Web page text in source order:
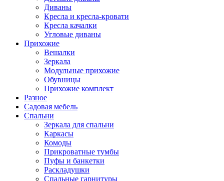
Диваны
Кресла и кресла-кровати
Кресла качалки
Угловые диваны
Прихожие
Вешалки
Зеркала
Модульные прихожие
Обувницы
Прихожие комплект
Разное
Садовая мебель
Спальни
Зеркала для спальни
Каркасы
Комоды
Прикроватные тумбы
Пуфы и банкетки
Раскладушки
Спальные гарнитуры